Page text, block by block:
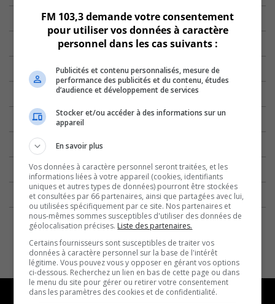
FM 103,3 demande votre consentement
pour utiliser vos données à caractère
personnel dans les cas suivants :
Publicités et contenu personnalisés, mesure de
performance des publicités et du contenu, études
d’audience et développement de services
Stocker et/ou accéder à des informations sur un
appareil
En savoir plus
Vos données à caractère personnel seront traitées, et les
informations liées à votre appareil (cookies, identifiants
uniques et autres types de données) pourront être stockées
et consultées par 66 partenaires, ainsi que partagées avec lui,
ou utilisées spécifiquement par ce site. Nos partenaires et
nous-mêmes sommes susceptibles d'utiliser des données de
géolocalisation précises. Liste des partenaires.
Certains fournisseurs sont susceptibles de traiter vos
données à caractère personnel sur la base de l'intérêt
légitime. Vous pouvez vous y opposer en gérant vos options
ci-dessous. Recherchez un lien en bas de cette page ou dans
le menu du site pour gérer ou retirer votre consentement
dans les paramètres des cookies et de confidentialité.